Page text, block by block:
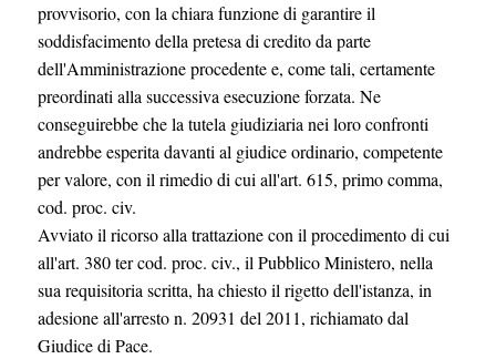
provvisorio, con la chiara funzione di garantire il
soddisfacimento della pretesa di credito da parte
dell'Amministrazione procedente e, come tali, certamente
preordinati alla successiva esecuzione forzata. Ne
conseguirebbe che la tutela giudiziaria nei loro confronti
andrebbe esperita davanti al giudice ordinario, competente
per valore, con il rimedio di cui all'art. 615, primo comma,
cod. proc. civ.
Avviato il ricorso alla trattazione con il procedimento di cui
all'art. 380 ter cod. proc. civ., il Pubblico Ministero, nella
sua requisitoria scritta, ha chiesto il rigetto dell'istanza, in
adesione all'arresto n. 20931 del 2011, richiamato dal
Giudice di Pace.